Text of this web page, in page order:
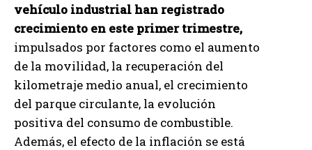
vehículo industrial han registrado
crecimiento en este primer trimestre,
impulsados por factores como el aumento
de la movilidad, la recuperación del
kilometraje medio anual, el crecimiento
del parque circulante, la evolución
positiva del consumo de combustible.
Además, el efecto de la inflación se está